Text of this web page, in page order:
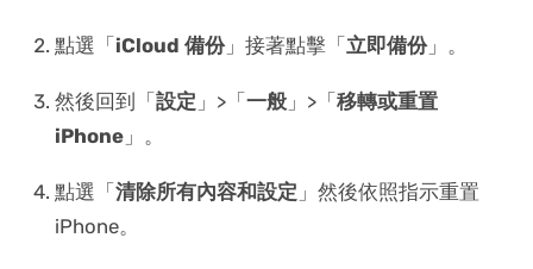
點選「 iCloud 備份」接著點擊「立即備份」。
然後回到「設定 」>「一般 」>「移轉或重置
iPhone 」。
點選「清除所有內容和設定 」然後依照指示重置
iPhone。